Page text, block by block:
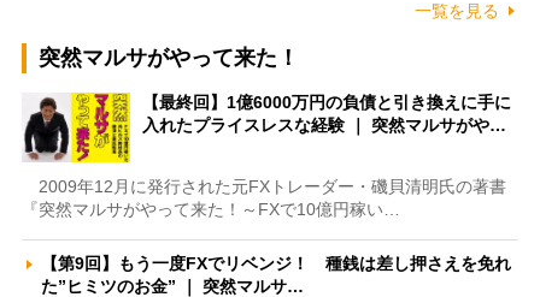
一覧を見る
突然マルサがやって来た！
【最終回】1億6000万円の負債と引き換えに手に
入れたプライスレスな経験 ｜ 突然マルサがや…
2009年12月に発行された元FXトレーダー・磯貝清明氏の著書
『突然マルサがやって来た！～FXで10億円稼い…
【第9回】もう一度FXでリベンジ！ 種銭は差し押さえを免れ
た”ヒミツのお金” ｜ 突然マルサ…